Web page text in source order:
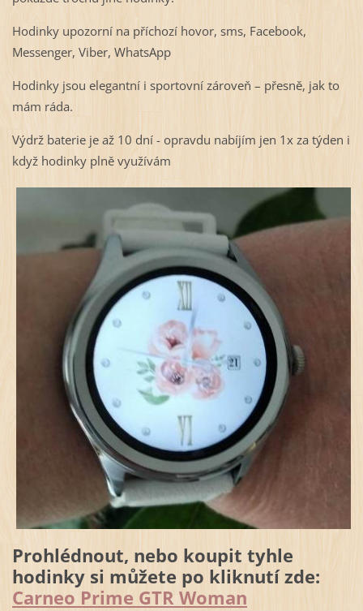
Hodinky upozorní na příchozí hovor, sms, Facebook,
Messenger, Viber, WhatsApp
Hodinky jsou elegantní i sportovní zároveň – přesně, jak to
mám ráda.
Výdrž baterie je až 10 dní - opravdu nabíjím jen 1x za týden i
když hodinky plně využívám
Prohlédnout, nebo koupit tyhle
hodinky si můžete po kliknutí zde:
Carneo Prime GTR Woman